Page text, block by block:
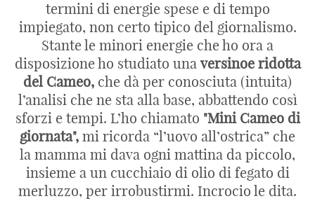
termini di energie spese e di tempo
impiegato, non certo tipico del giornalismo.
Stante le minori energie che ho ora a
disposizione ho studiato una versinoe ridotta
del Cameo, che dà per conosciuta (intuita)
l’analisi che ne sta alla base, abbattendo così
sforzi e tempi. L’ho chiamato "Mini Cameo di
giornata", mi ricorda “l’uovo all’ostrica” che
la mamma mi dava ogni mattina da piccolo,
insieme a un cucchiaio di olio di fegato di
merluzzo, per irrobustirmi. Incrocio le dita.